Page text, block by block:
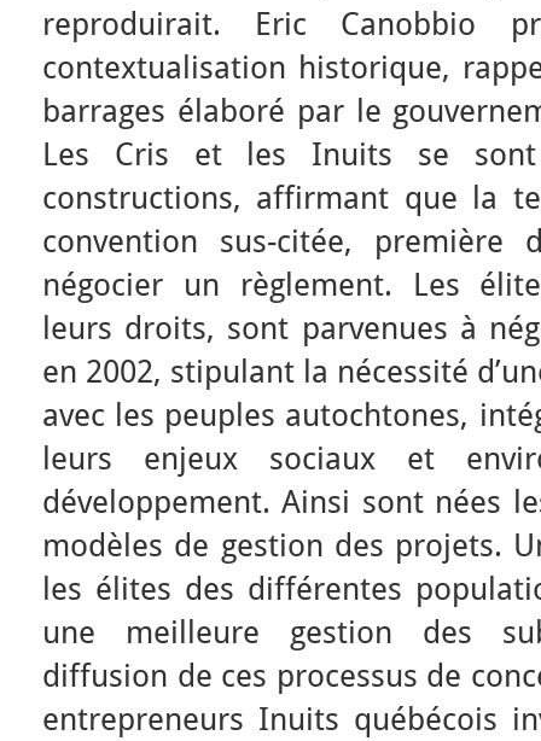
reproduirait. Eric Canobbio
contextualisation historique,
barrages élaboré par le
Les Cris et les Inuits se
constructions, affirmant que la
convention sus-citée,
négocier un règlement. Les
leurs droits, sont parvenues à
en 2002, stipulant la nécessité
avec les peuples autochtones,
leurs enjeux sociaux et
développement. Ainsi sont nées
modèles de gestion des projets.
les élites des différentes
une meilleure gestion des
diffusion de ces processus de
entrepreneurs Inuits québécois